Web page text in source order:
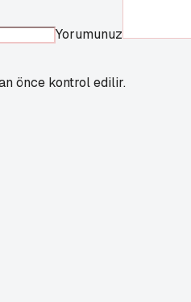
Yorumunuz
önce kontrol edilir.